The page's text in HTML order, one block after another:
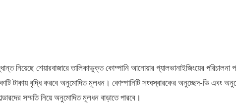
নিয়েছে শেয়ারবাজারে তালিকাভুক্ত কোম্পানি আনোয়ার গ্যালভানাইজিংয়ের
টাকায় বৃদ্ধি করবে অনুমোদিত মূলধন। কোম্পানিটি সংঘস্বারকের অনুচ্ছেদ-ভি এবং
সম্মতি নিয়ে অনুমোদিত মূলধন বাড়াতে পারবে।